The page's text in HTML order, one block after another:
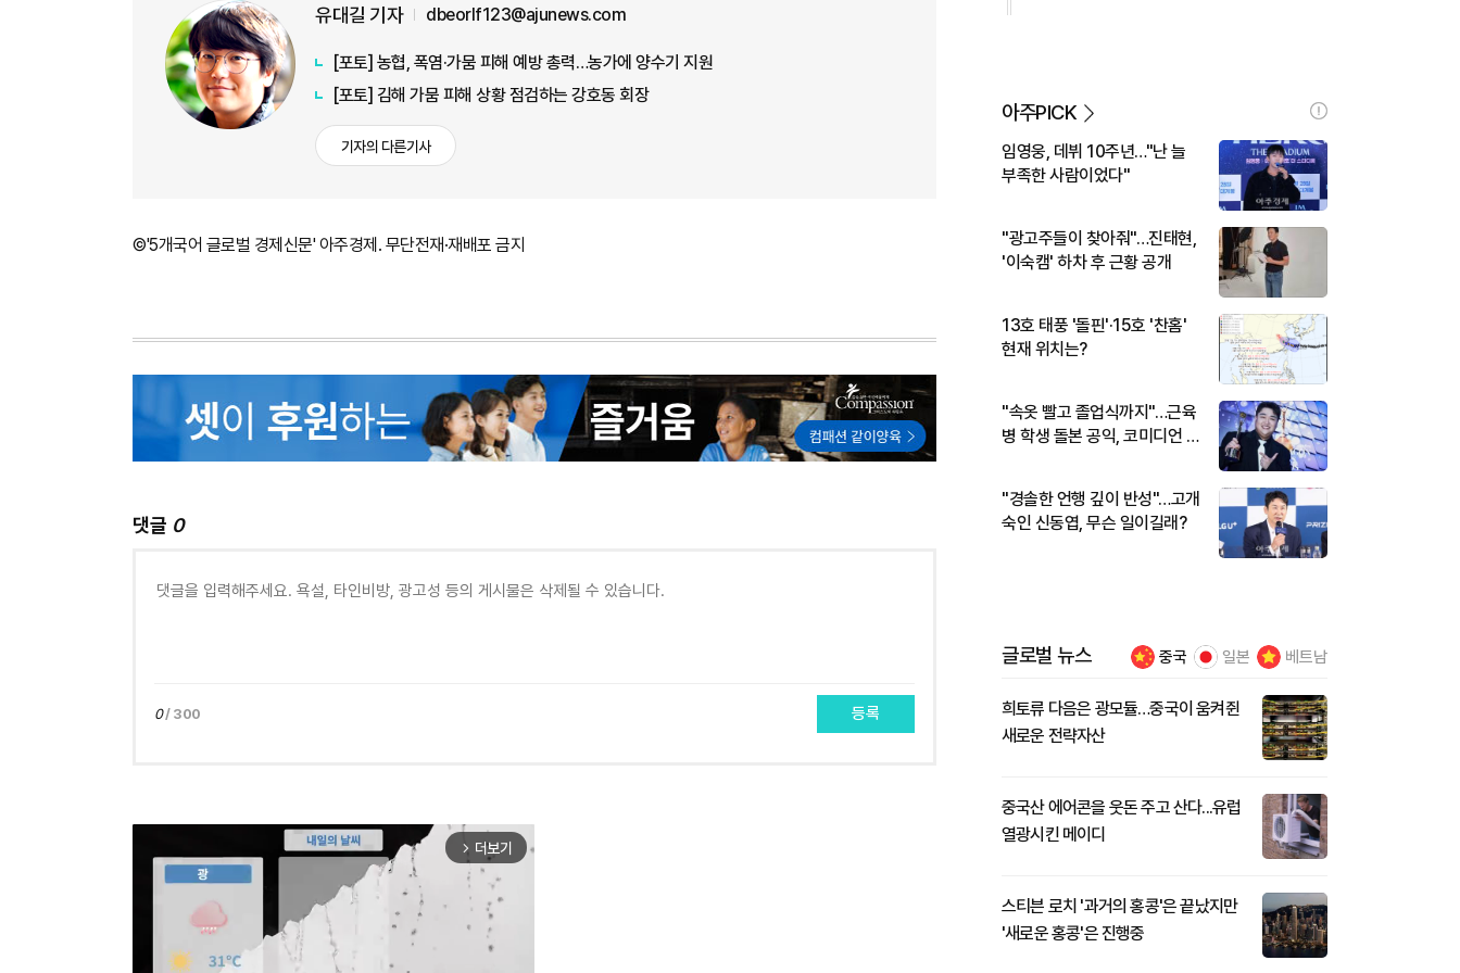
유대길 기자 dbeorlf123@ajunews.com
[포토] 농협, 폭염·가뭄 피해 예방 총력…농가에 양수기 지원
[포토] 김해 가뭄 피해 상황 점검하는 강호동 회장
기자의 다른기사
©'5개국어 글로벌 경제신문' 아주경제. 무단전재·재배포 금지
댓글 0
0/ 300 등록
arrow_forward_ios 더보기
아주PICK
임영웅, 데뷔 10주년…"난 늘
부족한 사람이었다"
"광고주들이 찾아줘"…진태현,
'이숙캠' 하차 후 근황 공개
13호 태풍 '돌핀'·15호 '찬홈'
현재 위치는?
"속옷 빨고 졸업식까지"…근육
병 학생 돌본 공익, 코미디언 김
"경솔한 언행 깊이 반성"…고개
숙인 신동엽, 무슨 일이길래?
글로벌 뉴스 중국 일본 베트남
희토류 다음은 광모듈…중국이 움켜쥔
새로운 전략자산
중국산 에어콘을 웃돈 주고 산다...유럽
열광시킨 메이디
스티븐 로치 '과거의 홍콩'은 끝났지만
'새로운 홍콩'은 진행중